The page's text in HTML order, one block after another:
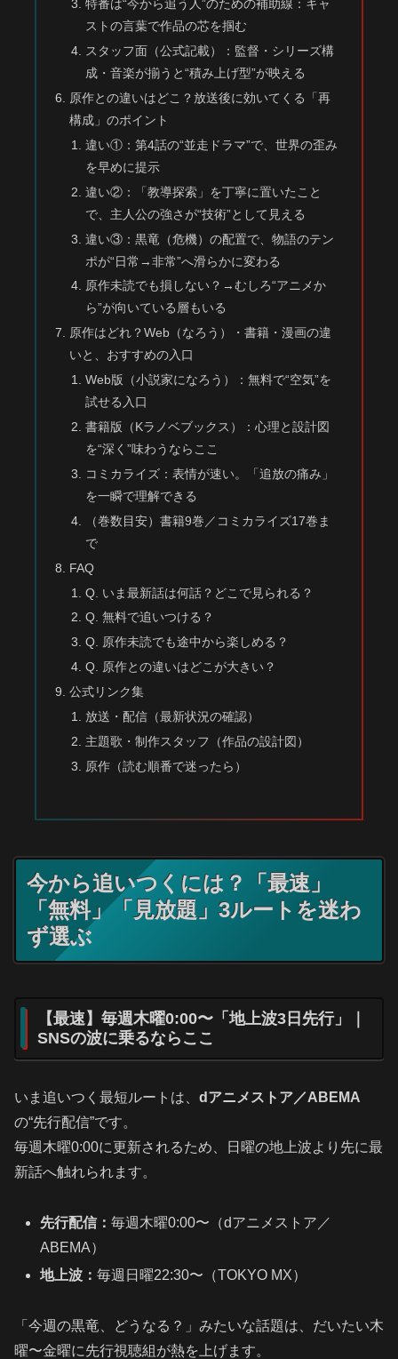
特番は“今から追う人”のための補助線：キャ
ストの言葉で作品の芯を掴む
スタッフ面（公式記載）：監督・シリーズ構
成・音楽が揃うと“積み上げ型”が映える
原作との違いはどこ？放送後に効いてくる「再
構成」のポイント
違い①：第4話の“並走ドラマ”で、世界の歪み
を早めに提示
違い②：「教導探索」を丁寧に置いたこと
で、主人公の強さが“技術”として見える
違い③：黒竜（危機）の配置で、物語のテン
ポが“日常→非常”へ滑らかに変わる
原作未読でも損しない？→むしろ“アニメか
ら”が向いている層もいる
原作はどれ？Web（なろう）・書籍・漫画の違
いと、おすすめの入口
Web版（小説家になろう）：無料で“空気”を
試せる入口
書籍版（Kラノベブックス）：心理と設計図
を“深く”味わうならここ
コミカライズ：表情が速い。「追放の痛み」
を一瞬で理解できる
（巻数目安）書籍9巻／コミカライズ17巻ま
で
FAQ
Q. いま最新話は何話？どこで見られる？
Q. 無料で追いつける？
Q. 原作未読でも途中から楽しめる？
Q. 原作との違いはどこが大きい？
公式リンク集
放送・配信（最新状況の確認）
主題歌・制作スタッフ（作品の設計図）
原作（読む順番で迷ったら）
今から追いつくには？「最速」
「無料」「見放題」3ルートを迷わ
ず選ぶ
【最速】毎週木曜0:00〜「地上波3日先行」｜
SNSの波に乗るならここ
いま追いつく最短ルートは、 dアニメストア／ABEMA
の“先行配信”です。
毎週木曜0:00に更新されるため、日曜の地上波より先に最
新話へ触れられます。
先行配信：毎週木曜0:00〜（dアニメストア／
ABEMA）
地上波：毎週日曜22:30〜（TOKYO MX）
「今週の黒竜、どうなる？」みたいな話題は、だいたい木
曜〜金曜に先行視聴組が熱を上げます。